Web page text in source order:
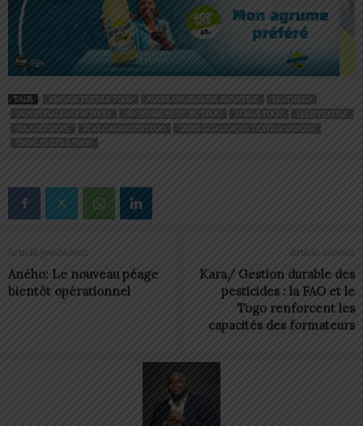
TAGS EMPLOIS TEXTILE TOGO FAURE GNASSINGBÉ INDUSTRIE
FEATURED
INDUSTRIALISATION TOGO.
INVESTISSEMENT IFC TOGO KOMAR TOGO
LEED TEXTILE
PIA ADÉTIKOPÉ
STAR GARMENTS TOGO
USINE ÉCOLOGIQUE TEXTILE AFRIQUE
USINE TEXTILE TOGO
Article précédent
Aného: Le nouveau péage
bientôt opérationnel
Article suivant
Kara/ Gestion durable des
pesticides : la FAO et le
Togo renforcent les
capacités des formateurs